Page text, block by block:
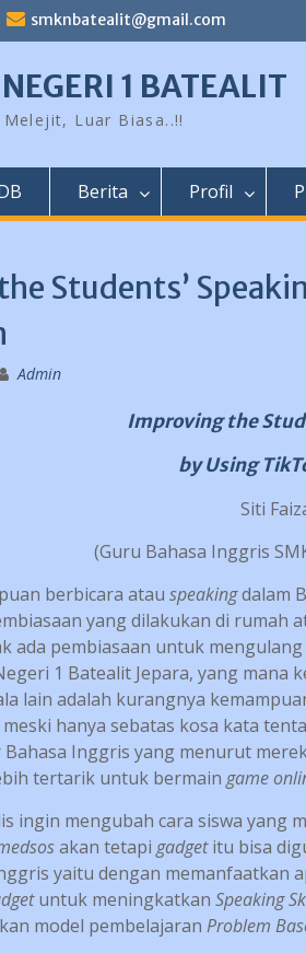
smknbatealit@gmail.com
1 BATEALIT
Luar Biasa..!!
Berita Profil
Students’
Admin
Improving the
by Using
Siti
(Guru Bahasa Inggris
berbicara atau speakingdalam
yang dilakukan di rumah
ada pembiasaan untuk
1 Batealit Jepara, yang
lain adalah kurangnya
hanya sebatas kosa kata
Inggris yang menurut
tertarik untuk bermain game
ingin mengubah cara siswa yang
akan tetapi gadgetitu bisa
yaitu dengan memanfaatkan
untuk meningkatkan Speaking
model pembelajaran Problem